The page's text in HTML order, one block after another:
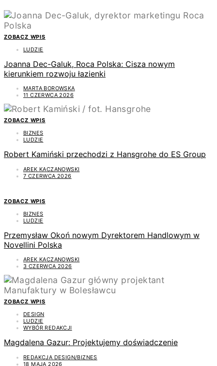
ZOBACZ WPIS
LUDZIE
Joanna Dec-Galuk, Roca Polska: Cisza nowym
kierunkiem rozwoju łazienki
MARTA BOROWSKA
11 CZERWCA 2026
ZOBACZ WPIS
BIZNES
LUDZIE
Robert Kamiński przechodzi z Hansgrohe do ES Group
AREK KACZANOWSKI
7 CZERWCA 2026
ZOBACZ WPIS
BIZNES
LUDZIE
Przemysław Okoń nowym Dyrektorem Handlowym w
Novellini Polska
AREK KACZANOWSKI
3 CZERWCA 2026
ZOBACZ WPIS
DESIGN
LUDZIE
WYBÓR REDAKCJI
Magdalena Gazur: Projektujemy doświadczenie
REDAKCJA DESIGN/BIZNES
18 MAJA 2026